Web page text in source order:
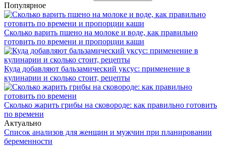
Популярное
Сколько варить пшено на молоке и воде, как правильно
готовить по времени и пропорции каши
Куда добавляют бальзамический уксус: применение в
кулинарии и сколько стоит, рецепты
Сколько жарить грибы на сковороде: как правильно готовить
по времени
Актуально
Список анализов для женщин и мужчин при планировании
беременности